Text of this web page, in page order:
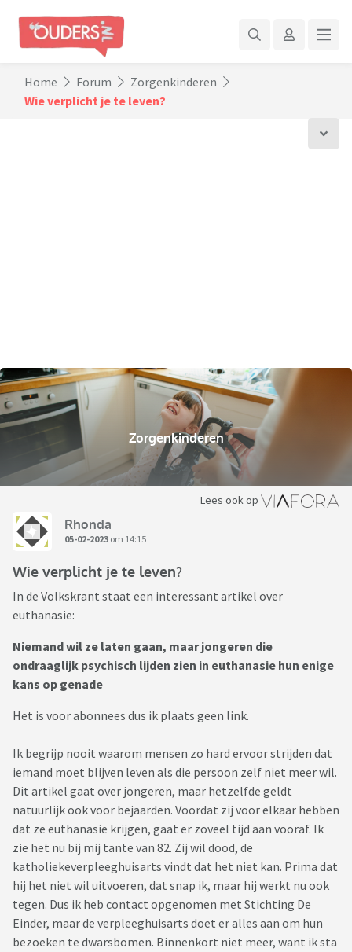
Home Forum
Zorgenkinderen
Wie verplicht je te leven?
Zorgenkinderen
Lees ook op
Rhonda
05-02-2023 om 14:15
Wie verplicht je te leven?
In de Volkskrant staat een interessant artikel over
euthanasie:
Niemand wil ze laten gaan, maar jongeren die
ondraaglijk psychisch lijden zien in euthanasie hun enige
kans op genade
Het is voor abonnees dus ik plaats geen link.
Ik begrijp nooit waarom mensen zo hard ervoor strijden dat
iemand moet blijven leven als die persoon zelf niet meer wil.
Dit artikel gaat over jongeren, maar hetzelfde geldt
natuurlijk ook voor bejaarden. Voordat zij voor elkaar hebben
dat ze euthanasie krijgen, gaat er zoveel tijd aan vooraf. Ik
zie het nu bij mij tante van 82. Zij wil dood, de
katholiekeverpleeghuisarts vindt dat het niet kan. Prima dat
hij het niet wil uitvoeren, dat snap ik, maar hij werkt nu ook
tegen. Dus ik heb contact opgenomen met Stichting De
Einder, maar de verpleeghuisarts doet er alles aan om hun
bezoeken te dwarsbomen. Binnenkort niet meer, want ik sta